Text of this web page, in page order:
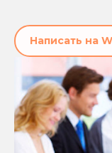
Написать на